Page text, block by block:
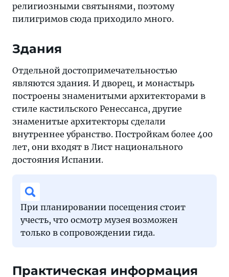
религиозными святынями, поэтому
пилигримов сюда приходило много.
Здания
Отдельной достопримечательностью
являются здания. И дворец, и монастырь
построены знаменитыми архитекторами в
стиле кастильского Ренессанса, другие
знаменитые архитекторы сделали
внутреннее убранство. Постройкам более 400
лет, они входят в Лист национального
достояния Испании.
При планировании посещения стоит
учесть, что осмотр музея возможен
только в сопровождении гида.
Практическая информация